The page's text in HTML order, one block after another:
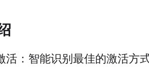
活：智能识别最佳的激活方